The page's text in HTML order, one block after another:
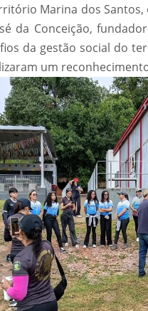
Marina dos
da Conceição,
da gestão social do
um